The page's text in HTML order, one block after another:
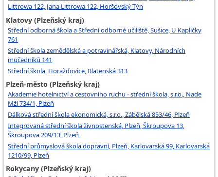
Littrowa 122, Jana Littrowa 122, Horšovský Týn
Klatovy (Plzeňský kraj)
Střední odborná škola a Střední odborné učiliště, Sušice, U Kapličky
761
Střední škola zemědělská a potravinářská, Klatovy, Národních
mučedníků 141
Střední škola, Horažďovice, Blatenská 313
Plzeň-město (Plzeňský kraj)
Akademie hotelnictví a cestovního ruchu - střední škola, s.r.o., Nade
Mží 734/1, Plzeň
Dálková střední škola ekonomická, s.r.o., Zábělská 853/46, Plzeň
Integrovaná střední škola živnostenská, Plzeň, Škroupova 13,
Škroupova 209/13, Plzeň
Střední průmyslová škola dopravní, Plzeň, Karlovarská 99, Karlovarská
1210/99, Plzeň
Rokycany (Plzeňský kraj)